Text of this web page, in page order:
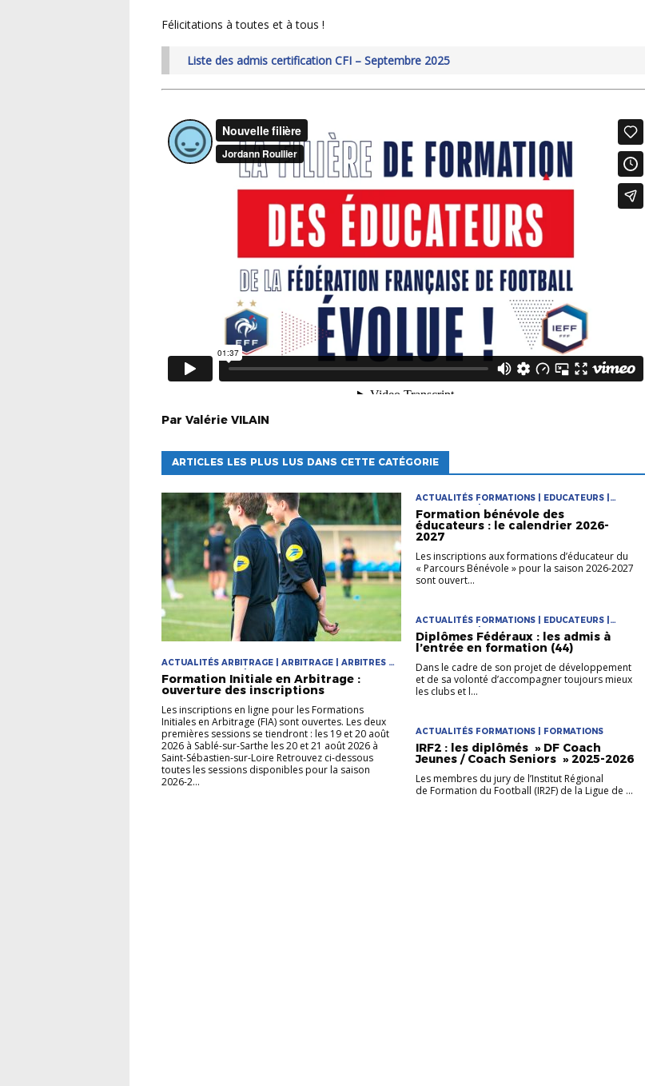
Félicitations à toutes et à tous !
Liste des admis certification CFI – Septembre 2025
Par Valérie VILAIN
ARTICLES LES PLUS LUS DANS CETTE CATÉGORIE
ACTUALITÉS ARBITRAGE | ARBITRAGE | ARBITRES |
DEVENIR ARBITRE | FORMATIONS
Formation Initiale en Arbitrage :
ouverture des inscriptions
Les inscriptions en ligne pour les Formations
Initiales en Arbitrage (FIA) sont ouvertes. Les deux
premières sessions se tiendront : les 19 et 20 août
2026 à Sablé-sur-Sarthe les 20 et 21 août 2026 à
Saint-Sébastien-sur-Loire Retrouvez ci-dessous
toutes les sessions disponibles pour la saison
2026-2...
ACTUALITÉS FORMATIONS | EDUCATEURS |
FORMATIONS | PARCOURS DE FORMATION DES
ÉDUCATEURS
Formation bénévole des
éducateurs : le calendrier 2026-
2027
Les inscriptions aux formations d’éducateur du
« Parcours Bénévole » pour la saison 2026-2027
sont ouvert...
ACTUALITÉS FORMATIONS | EDUCATEURS |
FORMATIONS | PARCOURS DE FORMATION DES
ÉDUCATEURS
Diplômes Fédéraux : les admis à
l’entrée en formation (44)
Dans le cadre de son projet de développement
et de sa volonté d’accompagner toujours mieux
les clubs et l...
ACTUALITÉS FORMATIONS | FORMATIONS
IRF2 : les diplômés » DF Coach
Jeunes / Coach Seniors » 2025-2026
Les membres du jury de l’Institut Régional
de Formation du Football (IR2F) de la Ligue de ...